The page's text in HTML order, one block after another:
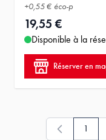
+0,55 € éco-p
19,55 €
Disponible à la
Réserver en
Vous
1